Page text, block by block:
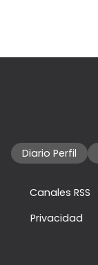
Diario Perfil
Canales RSS
Privacidad